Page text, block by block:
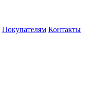
Покупателям Контакты